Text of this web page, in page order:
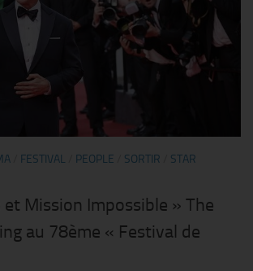
FESTIVAL PEOPLE SORTIR
STAR
et Mission Impossible » The
au 78ème « Festival de